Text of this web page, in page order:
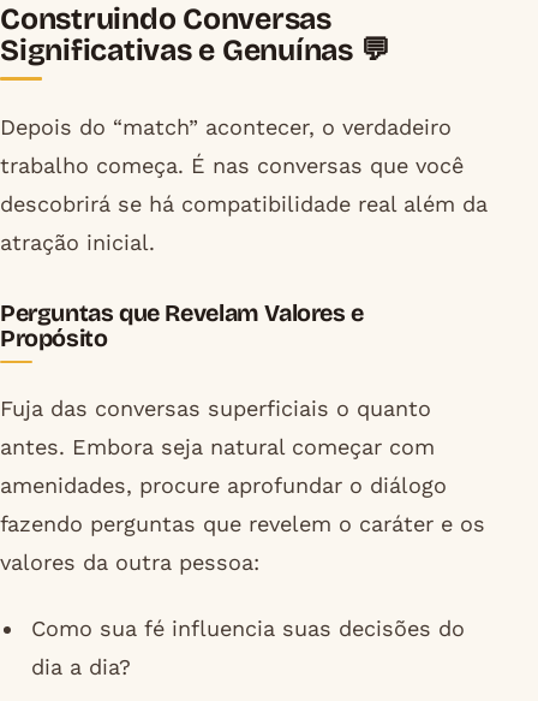
Construindo Conversas
Significativas e Genuínas 💬
Depois do “match” acontecer, o verdadeiro
trabalho começa. É nas conversas que você
descobrirá se há compatibilidade real além da
atração inicial.
Perguntas que Revelam Valores e
Propósito
Fuja das conversas superficiais o quanto
antes. Embora seja natural começar com
amenidades, procure aprofundar o diálogo
fazendo perguntas que revelem o caráter e os
valores da outra pessoa:
Como sua fé influencia suas decisões do
dia a dia?